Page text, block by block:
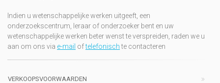
Indien u wetenschappelijke werken uitgeeft, een
onderzoekscentrum, leraar of onderzoeker bent en uw
wetenschappelijke werken beter wenst te verspreiden, raden we u
aan om ons via e-mail oftelefonischte contacteren
VERKOOPSVOORWAARDEN